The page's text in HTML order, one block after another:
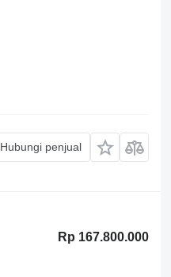
Hubungi penjual
Rp 167.800.000